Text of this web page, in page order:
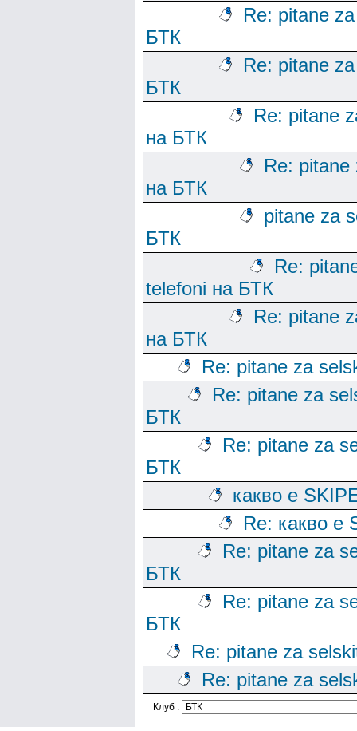
Re: pitane
БТК
Re: pitane
БТК
Re: pitane
на БТК
Re: pitane
на БТК
pitane za
БТК
Re:
telefoni на БТК
Re: pitane
на БТК
Re: pitane za
Re: pitane za
БТК
Re: pitane za
БТК
какво е
Re: какво е
Re: pitane za
БТК
Re: pitane za
БТК
Re: pitane za
Re: pitane za
Клуб :